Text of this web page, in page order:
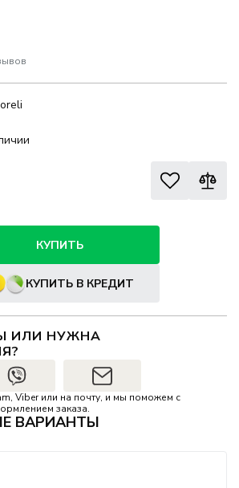
КУПИТЬ
КУПИТЬ В КРЕДИТ
ИЛИ НУЖНА
Viber или на почту, и мы поможем с
заказа.
ВАРИАНТЫ